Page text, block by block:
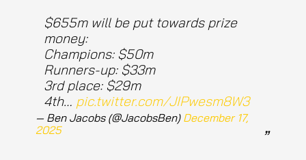
$655m will be put towards prize
money:
Champions: $50m
Runners-up: $33m
3rd place: $29m
4th… pic.twitter.com/JIPwesm8W3
— Ben Jacobs (@JacobsBen) December 17,
2025